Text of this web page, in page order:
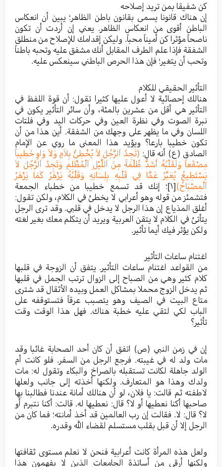
كن شفيقا بمن تريد إصلاحه
إن هناك قانونا يسمى بقانون باطن الظاهر؛ يبين أن انعكاس
الباطن أقوى من انعكاس الظاهر. يعني إن أردت أن تكون
ناصحاً مؤثرا كن أميناً محباً. وليكن إقدامك للإصلاح من منطلق
الشفقة فإذا علم الطرف المقابل أنك مشفق عليه وتحبه باطناً
وتحب أن يتغير؛ فإن هذا الحرص الباطني سينعكس عليه.
التأثير الحقيقي للكلام
هنالك إحصائية لا أعول عليها كثيرا تقول: أن قوة اللفظ في
التأثير هي أقل من عشرين بالمئة، وأن سائر التأثير يكون في
نبرة الصوت وفي نظرة العين وفي حركات اليد وفي فلتات
اللسان وفي ما يظهر على وجهك من الشفقة. أين هذا من أن
تكون خطيبا بارعا؟ ويؤيد هذا المعنى ما روي عن الإمام
الصادق (ع) أنه قال: (تَجِدُ اَلرَّجُلَ لاَ يُخْطِئُ بِلاَمٍ وَلاَ وَاوٍ خَطِيباً
مِصْقَعاً وَلَقَلْبُهُ أَشَدُّ ظُلْمَةً مِنَ اَللَّيْلِ اَلْمُظْلِمِ وَتَجِدُ اَلرَّجُلَ لاَ
يَسْتَطِيعُ يُعَبِّرُ عَمَّا فِي قَلْبِهِ بِلِسَانِهِ وَقَلْبُهُ يَزْهَرُ كَمَا يَزْهَرُ
اَلْمِصْبَاحُ)[١] ؛ إنك قد تسمع خطيبا من خطباء الجمعة
فتشمئز من قوله وهو أعرابي لا يخطئ في الكلام، ولكن تقول:
أغلق المذياع إن هذا الرجل لا يدخل في قلبي. وقد ترى الرجل
يتأتئ في الكلام لا يتقن العربية ويريد أن يتكلم معك بغير لغته
ولكن يؤثر فيك أيما تأثير.
اغتنام ساعات التأثير
من القواعد اغتنام ساعات التأثير. يتفق أن الزوجة في قلبها
كلام كثير وهي من الصباح إلى الزوال ترتب الجمل في قلبها
ثم يدخل الزوج محملا بمشاكل العمل وبيده الأثقال قد شترى
متاع البيت في الصيف وهو يتصبب عرقاً فتستوقفه على
الباب لكي لتقي عليه خطبة هناك. فهل هذا الوقت وقت
تأثير؟
إن في زمن النبي (ص) اتفق أن كان أحد الصحابة غائبا وقد
مات ولد له في غيبته. فرجع الرجل من السفر. فلو كانت أم
الولد جاهلة لكانت تستقبله بالصراخ والبكاء وتقول له: مات
ولدك وهذا هو المتعارف. ولكنها أخذته إلى جانب ولعلها
لاطفته ثم قالت: يا فلان، لو أن هنالك أمانة عندنا فطالبنا بها
صاحبها أكنا نعطيها أو لا؟ قال: نعطيها له. قالت: أكنا نتبرم أو
لا؟ قال: لا. فقالت إن رب العالمين قد أخذ أمانته؛ فما كان من
الرجل إلا أن قبل بقلب مستسلم لقضاء الله وقدره.
ولعل هذه المرأة كانت أعرابية فنحن لا نعلم مستوى ثقافتها
ولكنها أرقى من أساتذة الجامعات الذين لا يفهمون هذا